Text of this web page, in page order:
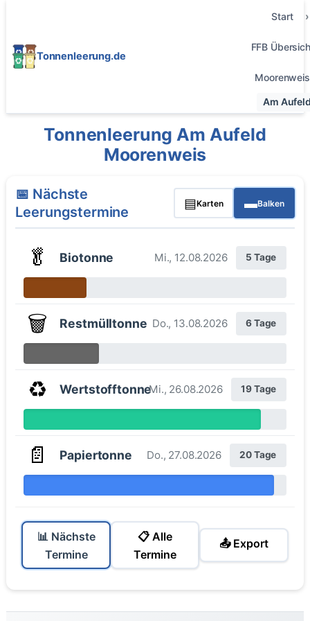
Tonnenleerung.de
Start
FFB
Moorenweis
Am
Tonnenleerung Am Aufeld
Moorenweis
📅 Nächste
Leerungstermine
▤Karten ▬Balken
🥬 Biotonne Mi., 12.08.2026 5 Tage
🗑️ Restmülltonne Do., 13.08.2026 6 Tage
♻️ WertstofftonneMi., 26.08.2026 19 Tage
📄 Papiertonne Do., 27.08.2026 20 Tage
📊 Nächste
Termine
📋 Alle
Termine
📤 Export